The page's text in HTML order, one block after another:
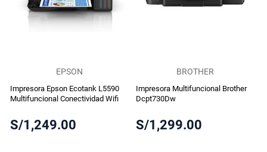
EPSON
Impresora Epson Ecotank L5590
Multifuncional Conectividad Wifi
S/1,249.00
BROTHER
Impresora Multifuncional Brother
Dcpt730Dw
S/1,299.00